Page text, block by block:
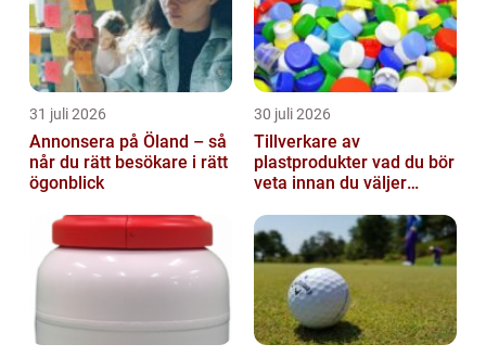
31 juli 2026
Annonsera på Öland – så
når du rätt besökare i rätt
ögonblick
30 juli 2026
Tillverkare av
plastprodukter vad du bör
veta innan du väljer